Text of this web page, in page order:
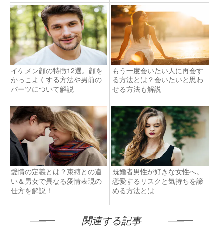
イケメン顔の特徴12選。顔を
かっこよくする方法や男前の
パーツについて解説
もう一度会いたい人に再会す
る方法とは？会いたいと思わ
せる方法も解説
愛情の定義とは？束縛との違
い＆男女で異なる愛情表現の
仕方を解説！
既婚者男性が好きな女性へ。
恋愛するリスクと気持ちを諦
める方法とは
関連する記事